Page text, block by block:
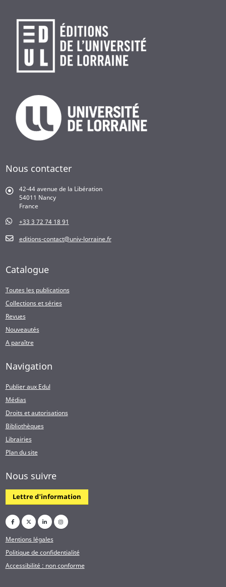
Nous contacter
42-44 avenue de la Libération
54011 Nancy
France
+33 3 72 74 18 91
editions-contact@univ-lorraine.fr
Catalogue
Toutes les publications
Collections et séries
Revues
Nouveautés
A paraître
Navigation
Publier aux Edul
Médias
Droits et autorisations
Bibliothèques
Librairies
Plan du site
Nous suivre
Lettre d'information
Mentions légales
Politique de confidentialité
Accessibilité : non conforme